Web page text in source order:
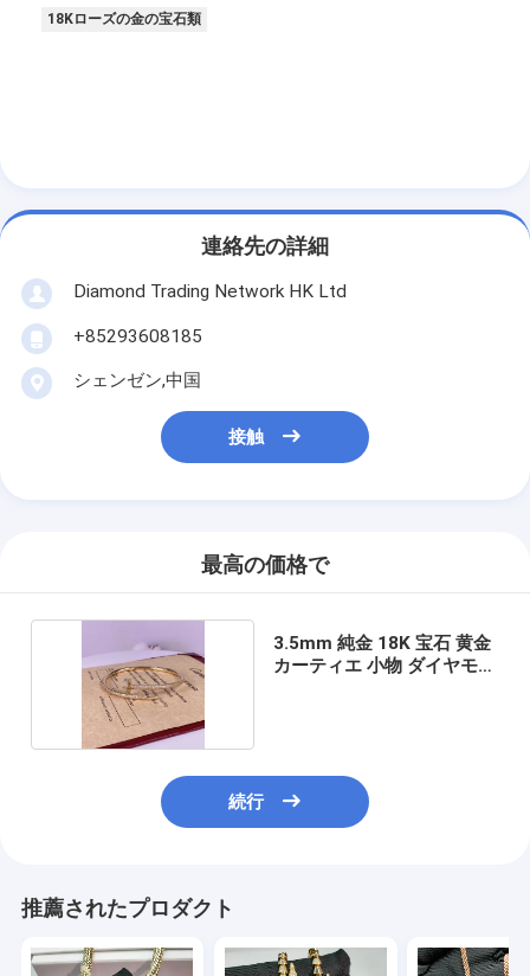
わたしたち に つい て
ニュース
事件
ブログ
引金 を 求め て ください
18Kローズの金の宝石類
連絡先の詳細
Diamond Trading Network HK Ltd
+85293608185
シェンゼン,中国
接触
最高の価格で
3.5mm 純金 18K 宝石 黄金
カーティエ 小物 ダイヤモン
続行
推薦されたプロダクト